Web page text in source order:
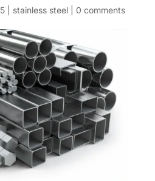
| stainless steel| 0 comments